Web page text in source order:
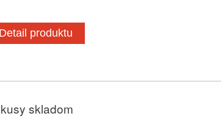
produktu
skladom